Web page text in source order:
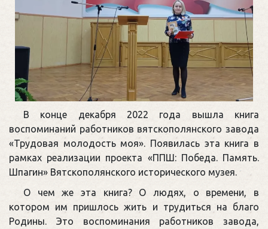
В конце декабря 2022 года вышла книга
воспоминаний работников вятскополянского завода
«Трудовая молодость моя». Появилась эта книга в
рамках реализации проекта «ППШ: Победа. Память.
Шпагин» Вятскополянского исторического музея.
О чем же эта книга? О людях, о времени, в
котором им пришлось жить и трудиться на благо
Родины. Это воспоминания работников завода,